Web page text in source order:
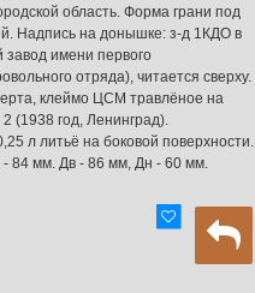
область. Форма грани под
Надпись на донышке: з-д 1КДО в
завод имени первого
отряда), читается сверху.
клеймо ЦСМ травлёное на
(1938 год, Ленинград).
л литьё на боковой поверхности.
- 84 мм. Дв - 86 мм, Дн - 60 мм.